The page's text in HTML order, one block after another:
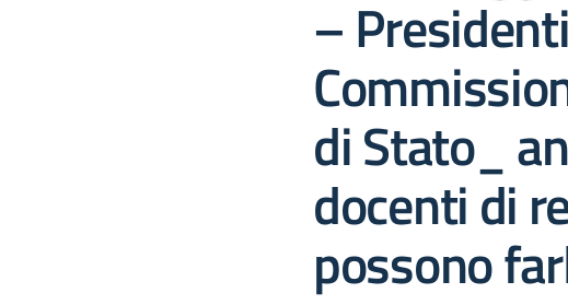
–
di Stato_
docenti di
possono